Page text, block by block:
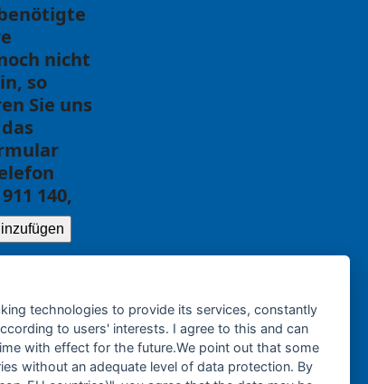
nicht
so
Sie uns
140,
technologies to provide its services, constantly
to users' interests. I agree to this and can
with effect for the future.We point out that some
without an adequate level of data protection. By